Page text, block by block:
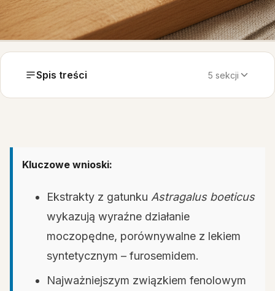
Spis treści 5 sekcji
Kluczowe wnioski:
Ekstrakty z gatunku Astragalus boeticus
wykazują wyraźne działanie
moczopędne, porównywalne z lekiem
syntetycznym – furosemidem.
Najważniejszym związkiem fenolowym